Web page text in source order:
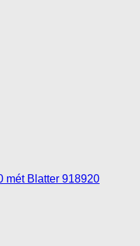
mét Blatter 918920